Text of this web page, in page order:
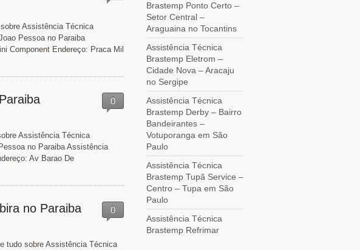
Assistência Técnica
Pessoa no Paraiba
Component Endereço: Praca Mil
Assistência Técnica
no Paraiba Assistência
Av Barao De
0
no Paraiba
tudo sobre Assistência Técnica
0
Brastemp Ponto Certo –
Setor Central –
Araguaina no Tocantins
Assistência Técnica
Brastemp Eletrom –
Cidade Nova – Aracaju
no Sergipe
Assistência Técnica
Brastemp Derby – Bairro
Bandeirantes –
Votuporanga em São
Paulo
Assistência Técnica
Brastemp Tupã Service –
Centro – Tupa em São
Paulo
Assistência Técnica
Brastemp Refrimar